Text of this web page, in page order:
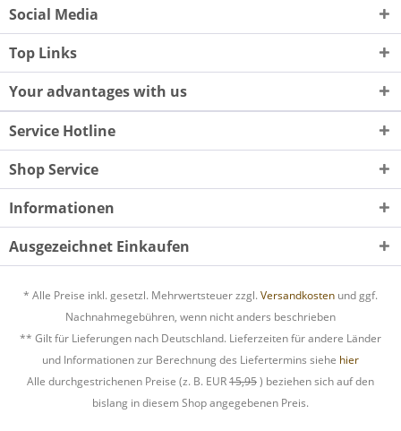
Social Media
Top Links
Your advantages with us
Service Hotline
Shop Service
Informationen
Ausgezeichnet Einkaufen
* Alle Preise inkl. gesetzl. Mehrwertsteuer zzgl. Versandkosten und ggf.
Nachnahmegebühren, wenn nicht anders beschrieben
** Gilt für Lieferungen nach Deutschland. Lieferzeiten für andere Länder
und Informationen zur Berechnung des Liefertermins siehe hier
Alle durchgestrichenen Preise (z. B. EUR15,95) beziehen sich auf den
bislang in diesem Shop angegebenen Preis.